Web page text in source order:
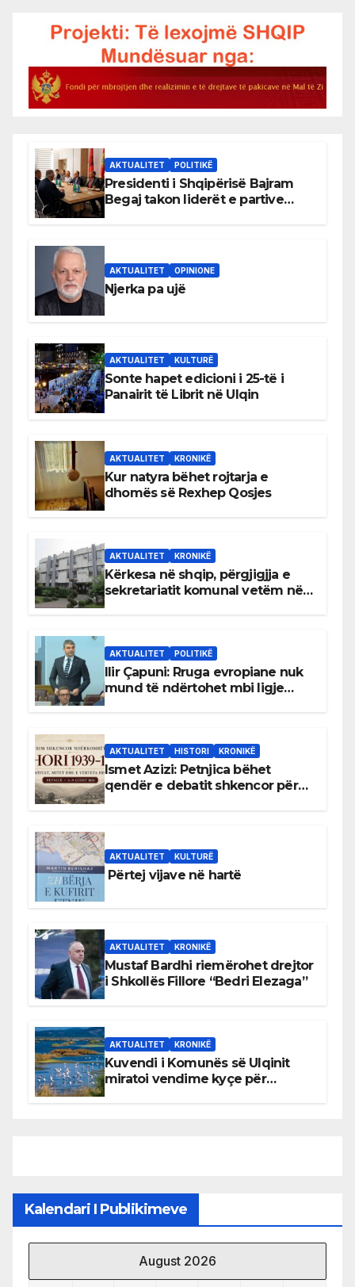
AKTUALITET POLITIKË
Presidenti i Shqipërisë Bajram
Begaj takon liderët e partive
AKTUALITET OPINIONE
Njerka pa ujë
AKTUALITET KULTURË
Sonte hapet edicioni i 25-të i
Panairit të Librit në Ulqin
AKTUALITET KRONIKË
Kur natyra bëhet rojtarja e
dhomës së Rexhep Qosjes
AKTUALITET KRONIKË
Kërkesa në shqip, përgjigjja e
sekretariatit komunal vetëm në
AKTUALITET POLITIKË
Ilir Çapuni: Rruga evropiane nuk
mund të ndërtohet mbi ligje
AKTUALITET HISTORI KRONIKË
Ismet Azizi: Petnjica bëhet
qendër e debatit shkencor për
AKTUALITET KULTURË
Përtej vijave në hartë
AKTUALITET KRONIKË
Mustaf Bardhi riemërohet drejtor
i Shkollës Fillore “Bedri Elezaga”
AKTUALITET KRONIKË
Kuvendi i Komunës së Ulqinit
miratoi vendime kyçe për
Kalendari I Publikimeve
August 2026